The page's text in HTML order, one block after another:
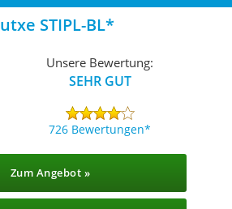
‎STIPL-BL
Unsere Bewertung:
SEHR GUT
726 Bewertungen
Zum Angebot »